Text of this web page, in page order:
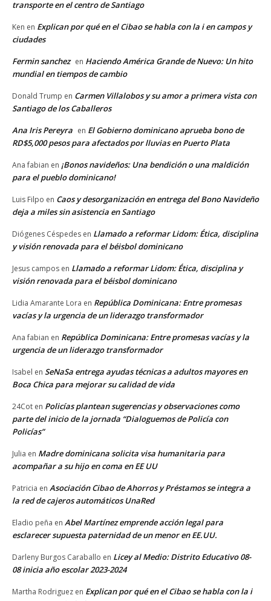
transporte en el centro de Santiago
Ken en Explican por qué en el Cibao se habla con la i en campos y
ciudades
Fermin sanchez en Haciendo América Grande de Nuevo: Un hito
mundial en tiempos de cambio
Donald Trump en Carmen Villalobos y su amor a primera vista con
Santiago de los Caballeros
Ana Iris Pereyra en El Gobierno dominicano aprueba bono de
RD$5,000 pesos para afectados por lluvias en Puerto Plata
Ana fabian en ¡Bonos navideños: Una bendición o una maldición
para el pueblo dominicano!
Luis Filpo en Caos y desorganización en entrega del Bono Navideño
deja a miles sin asistencia en Santiago
Diógenes Céspedes en Llamado a reformar Lidom: Ética, disciplina
y visión renovada para el béisbol dominicano
Jesus campos en Llamado a reformar Lidom: Ética, disciplina y
visión renovada para el béisbol dominicano
Lidia Amarante Lora en República Dominicana: Entre promesas
vacías y la urgencia de un liderazgo transformador
Ana fabian en República Dominicana: Entre promesas vacías y la
urgencia de un liderazgo transformador
Isabel en SeNaSa entrega ayudas técnicas a adultos mayores en
Boca Chica para mejorar su calidad de vida
24Cot en Policías plantean sugerencias y observaciones como
parte del inicio de la jornada “Dialoguemos de Policía con
Policías”
Julia en Madre dominicana solicita visa humanitaria para
acompañar a su hijo en coma en EE UU
Patricia en Asociación Cibao de Ahorros y Préstamos se integra a
la red de cajeros automáticos UnaRed
Eladio peña en Abel Martínez emprende acción legal para
esclarecer supuesta paternidad de un menor en EE.UU.
Darleny Burgos Caraballo en Licey al Medio: Distrito Educativo 08-
08 inicia año escolar 2023-2024
Martha Rodriguez en Explican por qué en el Cibao se habla con la i